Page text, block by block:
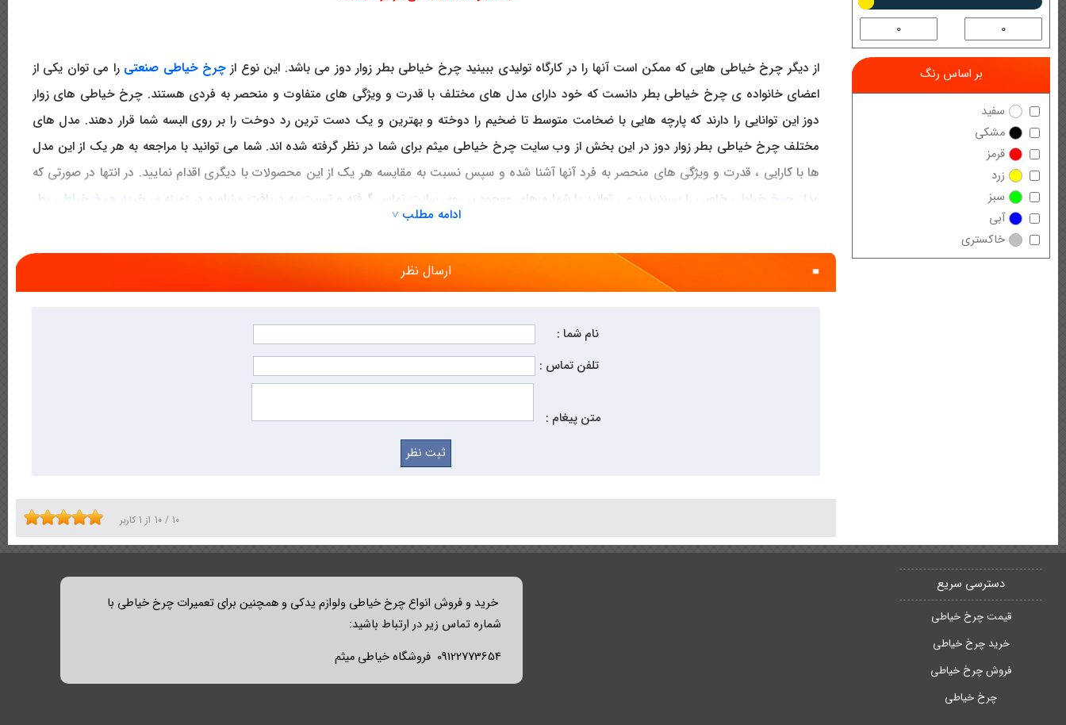
بر اساس رنگ
سفید
مشکی
قرمز
زرد
سبز
آبی
خاکستری
از دیگر چرخ خیاطی هایی که ممکن است آنها را در کارگاه تولیدی ببینید چرخ خیاطی بطر زوار دوز می باشد. این نوع از چرخ خیاطی صنعتی را می توان یکی از
اعضای خانواده ی چرخ خیاطی بطر دانست که خود دارای مدل های مختلف با قدرت و ویژگی های متفاوت و منحصر به فردی هستند. چرخ خیاطی های زوار
دوز این توانایی را دارند که پارچه هایی با ضخامت متوسط تا ضخیم را دوخته و بهترین و یک دست ترین رد دوخت را بر روی البسه شما قرار دهند. مدل های
مختلف چرخ خیاطی بطر زوار دوز در این بخش از وب سایت چرخ خیاطی میثم برای شما در نظر گرفته شده اند. شما می توانید با مراجعه به هر یک از این مدل
ها با کارایی ، قدرت و ویژگی های منحصر به فرد آنها آشنا شده و سپس نسبت به مقایسه هر یک از این محصولات با دیگری اقدام نمایید. در انتها در صورتی که
مدل
چرخ خیاطی خاصی را پسندیدید می توانید با شماره های موجود بر روی سایت تماس گرفته و نسبت به دریافت مشاوره در زمینه ی خرید چرخ خیاطی
بطر
زوار دوز و همچنین ثبت سفارش خرید چرخ خیاطی مورد نظر خود اقدام نمایید. تمامی چرخ خیاطی های ارائه شده توسط فروشگاه چرخ خیاطی میثم دارای
ضمانت های لازمه برای جلب رضایت شما می باشند و شما می توانید با آسودگی خاطر نسبت به خرید اینترنتی چرخ خیاطی مد نظر خود اقدام نمایید.
ادامه مطلب ˅
ارسال نظر
نام شما :
تلفن تماس :
متن پیغام :
10 / 10 از 1 کاربر
دسترسی سریع
قیمت چرخ خیاطی
خرید چرخ خیاطی
فروش چرخ خیاطی
چرخ خیاطی
خرید و فروش انواع چرخ خیاطی ولوازم یدکی و همچنین برای تعمیرات چرخ خیاطی با
شماره تماس زیر در ارتباط باشید:
09122773654 فروشگاه خیاطی میثم